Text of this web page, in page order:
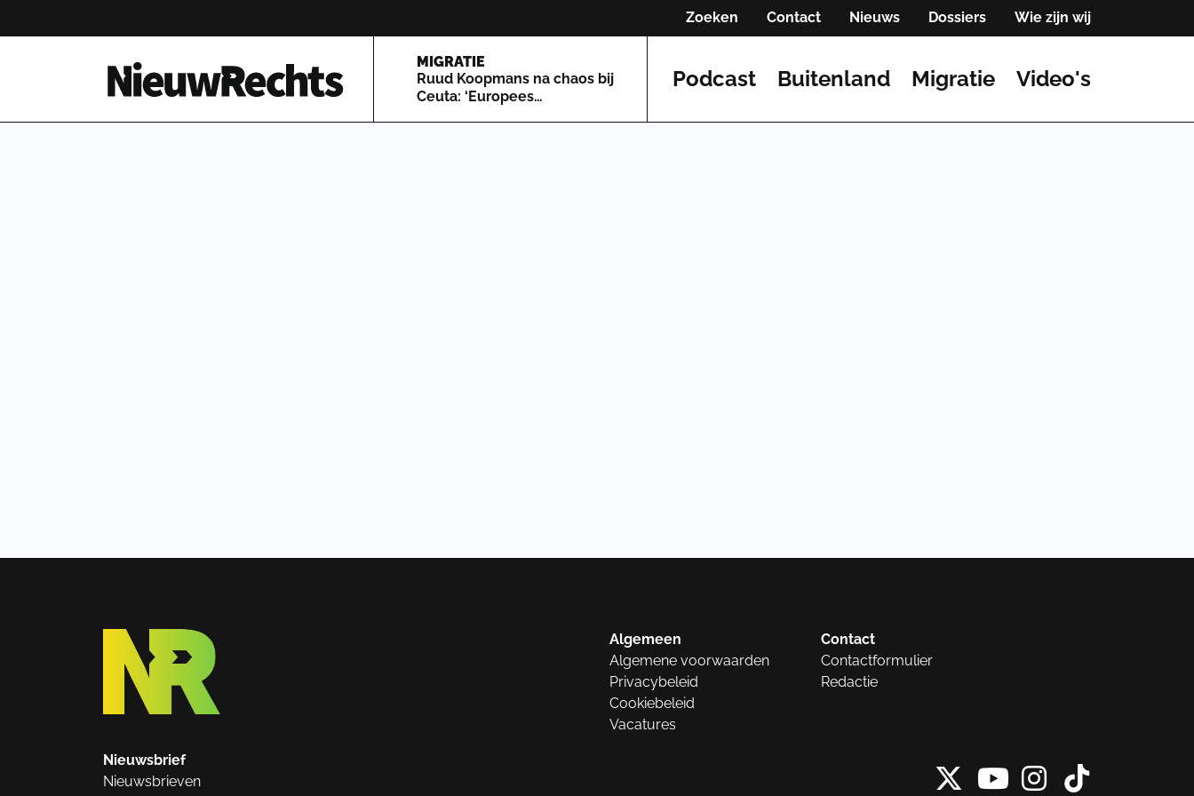
Zoeken Contact Nieuws Dossiers Wie zijn wij
Homepage van NieuwRechts
MIGRATIE
Ruud Koopmans na chaos bij
Ceuta: ‘Europees
Podcast Buitenland Migratie Video's
Algemeen
Algemene voorwaarden
Privacybeleid
Cookiebeleid
Vacatures
Contact
Contactformulier
Redactie
Nieuwsbrief
Nieuwsbrieven
X vanInstagram
Tiktok